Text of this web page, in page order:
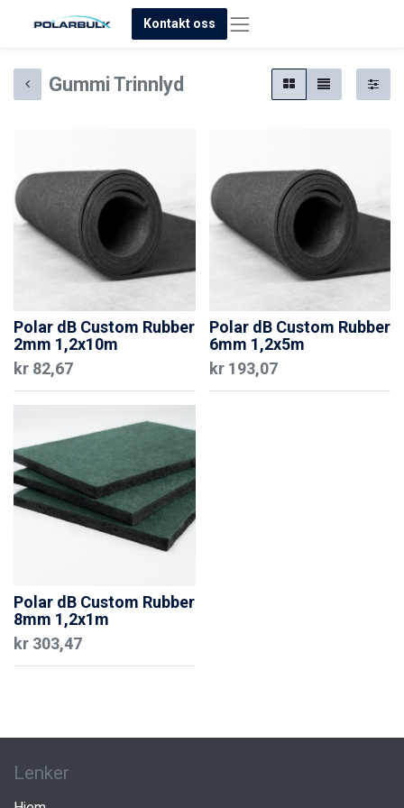
Kontakt oss
Gummi Trinnlyd
Polar dB Custom Rubber
2mm 1,2x10m
kr 82,67
Polar dB Custom Rubber
6mm 1,2x5m
kr 193,07
Polar dB Custom Rubber
8mm 1,2x1m
kr 303,47
Lenker